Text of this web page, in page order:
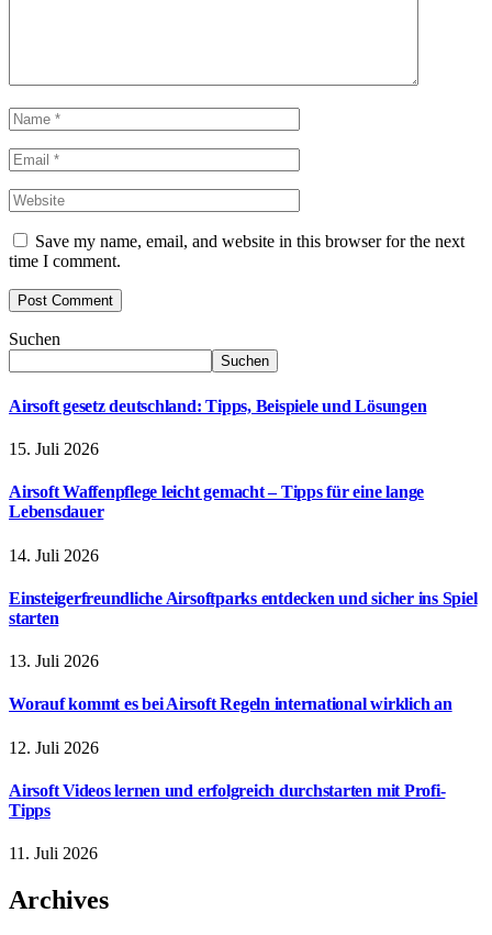
Save my name, email, and website in this browser for the next
time I comment.
Suchen
Suchen
Airsoft gesetz deutschland: Tipps, Beispiele und Lösungen
15. Juli 2026
Airsoft Waffenpflege leicht gemacht – Tipps für eine lange
Lebensdauer
14. Juli 2026
Einsteigerfreundliche Airsoftparks entdecken und sicher ins Spiel
starten
13. Juli 2026
Worauf kommt es bei Airsoft Regeln international wirklich an
12. Juli 2026
Airsoft Videos lernen und erfolgreich durchstarten mit Profi-
Tipps
11. Juli 2026
Archives